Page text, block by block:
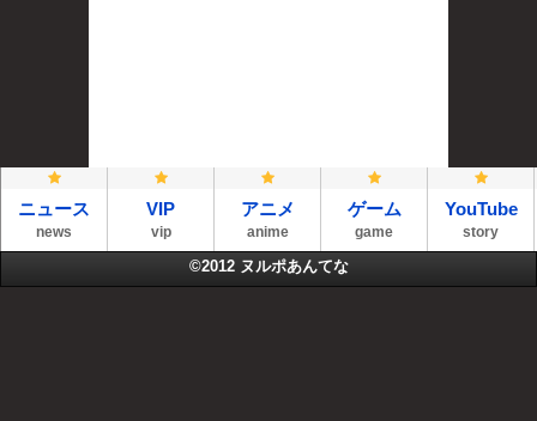
ニュース
news
VIP
vip
アニメ
anime
ゲーム
game
YouTube
story
©2012 ヌルポあんてな